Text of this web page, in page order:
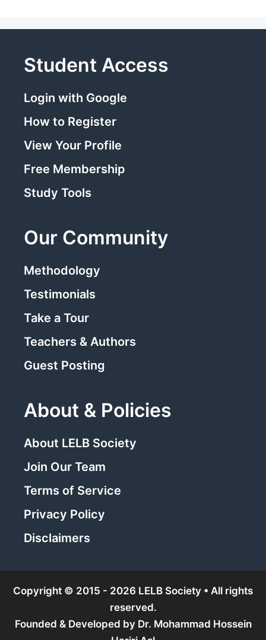
Student Access
Login with Google
How to Register
View Your Profile
Free Membership
Study Tools
Our Community
Methodology
Testimonials
Take a Tour
Teachers & Authors
Guest Posting
About & Policies
About LELB Society
Join Our Team
Terms of Service
Privacy Policy
Disclaimers
Copyright © 2015 - 2026 LELB Society • All rights
reserved.
Founded & Developed by Dr. Mohammad Hossein